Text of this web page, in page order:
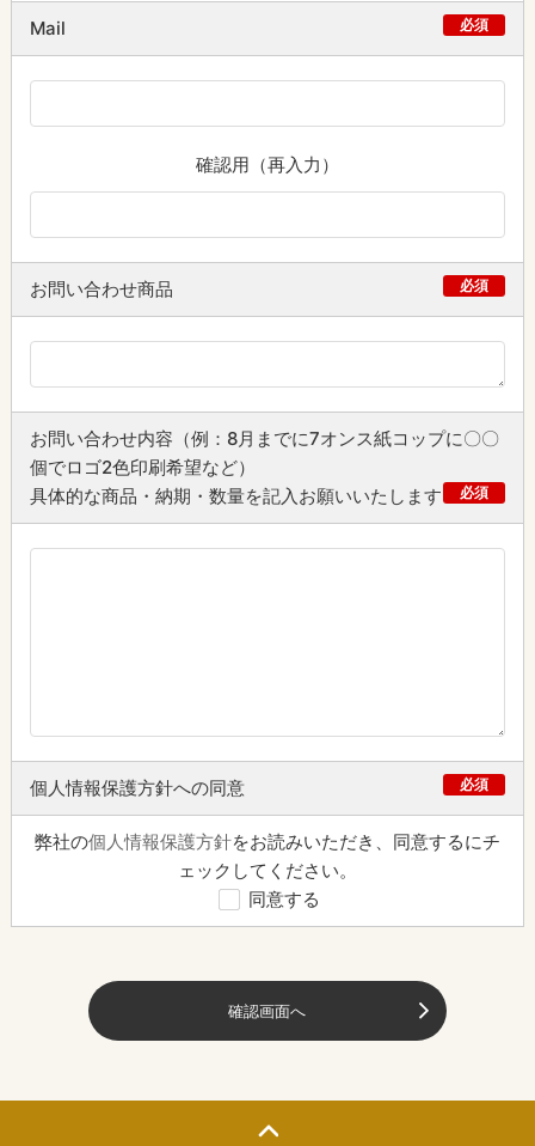
Mail 必須
確認用（再入力）
お問い合わせ商品 必須
お問い合わせ内容（例：8月までに7オンス紙コップに〇〇
個でロゴ2色印刷希望など）
具体的な商品・納期・数量を記入お願いいたします
必須
個人情報保護方針への同意 必須
弊社の個人情報保護方針をお読みいただき、同意するにチ
ェックしてください。
同意する